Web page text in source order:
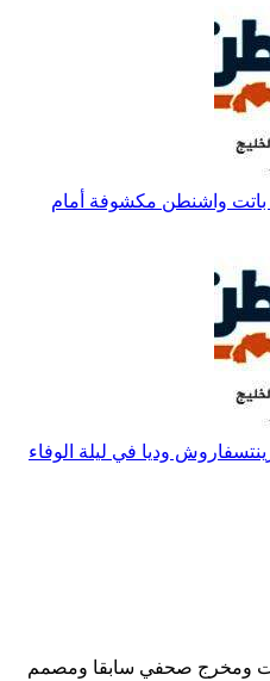
باتت واشنطن مكشوفة أمام
وديا في ليلة الوفاء
ومخرج صحفي سابقا ومصمم